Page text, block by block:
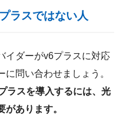
ラスではない人
イダーがv6プラスに対応
問い合わせましょう。
ラスを導入するには、光
があります。